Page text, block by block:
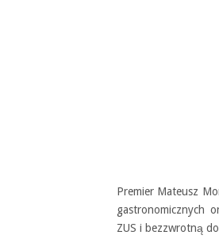
Premier Mateusz
gastronomicznych
ZUS i bezzwrotną